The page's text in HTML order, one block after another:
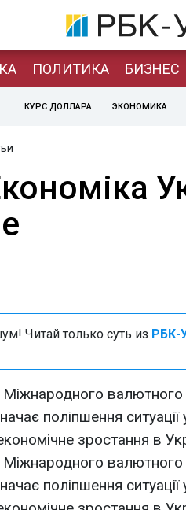
ПОЛИТИКА БИЗНЕС
КУРС ДОЛЛАРА ЭКОНОМИКА
Читай только суть из РБК-
Міжнародного
поліпшення ситуації
зростання в
Міжнародного
поліпшення ситуації